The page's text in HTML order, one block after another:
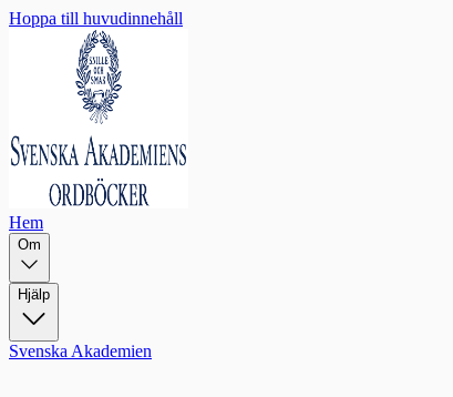
Hoppa till huvudinnehåll
Hem
Om
Hjälp
Svenska Akademien